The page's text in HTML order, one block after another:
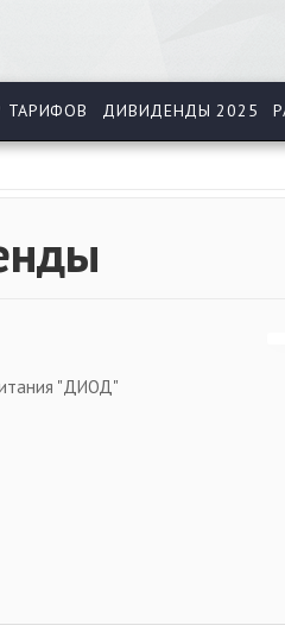
ТАРИФОВ ДИВИДЕНДЫ 2025
"ДИОД"